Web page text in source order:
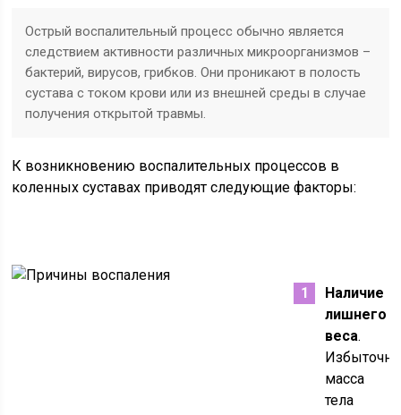
Острый воспалительный процесс обычно является
следствием активности различных микроорганизмов –
бактерий, вирусов, грибков. Они проникают в полость
сустава с током крови или из внешней среды в случае
получения открытой травмы.
К возникновению воспалительных процессов в
коленных суставах приводят следующие факторы:
Наличие
лишнего
веса.
масса
тела